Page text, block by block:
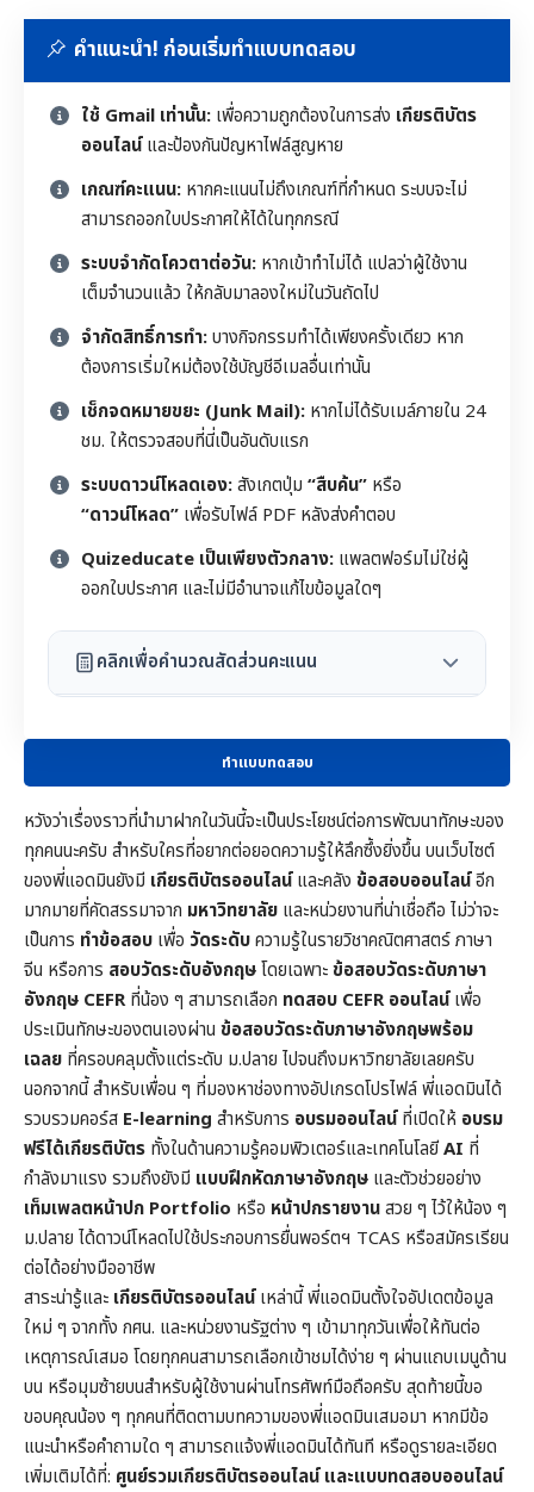
คำแนะนำ! ก่อนเริ่มทำแบบทดสอบ
ใช้ Gmail เท่านั้น: เพื่อความถูกต้องในการส่ง เกียรติบัตร
ออนไลน์และป้องกันปัญหาไฟล์สูญหาย
เกณฑ์คะแนน: หากคะแนนไม่ถึงเกณฑ์ที่กำหนด ระบบจะไม่
สามารถออกใบประกาศให้ได้ในทุกกรณี
ระบบจำกัดโควตาต่อวัน: หากเข้าทำไม่ได้ แปลว่าผู้ใช้งาน
เต็มจำนวนแล้ว ให้กลับมาลองใหม่ในวันถัดไป
จำกัดสิทธิ์การทำ:บางกิจกรรมทำได้เพียงครั้งเดียว หาก
ต้องการเริ่มใหม่ต้องใช้บัญชีอีเมลอื่นเท่านั้น
เช็กจดหมายขยะ (Junk Mail): หากไม่ได้รับเมล์ภายใน 24
ชม. ให้ตรวจสอบที่นี่เป็นอันดับแรก
ระบบดาวน์โหลดเอง:สังเกตปุ่ม “สืบค้น” หรือ
“ดาวน์โหลด” เพื่อรับไฟล์ PDF หลังส่งคำตอบ
Quizeducate เป็นเพียงตัวกลาง: แพลตฟอร์มไม่ใช่ผู้
ออกใบประกาศ และไม่มีอำนาจแก้ไขข้อมูลใดๆ
คลิกเพื่อคำนวณสัดส่วนคะแนน
ทำแบบทดสอบ
หวังว่าเรื่องราวที่นำมาฝากในวันนี้จะเป็นประโยชน์ต่อการพัฒนาทักษะของ
ทุกคนนะครับ สำหรับใครที่อยากต่อยอดความรู้ให้ลึกซึ้งยิ่งขึ้น บนเว็บไซต์
ของพี่แอดมินยังมี เกียรติบัตรออนไลน์และคลัง ข้อสอบออนไลน์อีก
มากมายที่คัดสรรมาจาก มหาวิทยาลัย และหน่วยงานที่น่าเชื่อถือ ไม่ว่าจะ
เป็นการ ทำข้อสอบ เพื่อ วัดระดับความรู้ในรายวิชาคณิตศาสตร์ภาษา
จีน หรือการ สอบวัดระดับอังกฤษโดยเฉพาะข้อสอบวัดระดับภาษา
อังกฤษ CEFRที่น้อง ๆ สามารถเลือก ทดสอบ CEFR ออนไลน์เพื่อ
ประเมินทักษะของตนเองผ่าน ข้อสอบวัดระดับภาษาอังกฤษพร้อม
เฉลย ที่ครอบคลุมตั้งแต่ระดับ ม.ปลาย ไปจนถึงมหาวิทยาลัยเลยครับ
นอกจากนี้ สำหรับเพื่อน ๆ ที่มองหาช่องทางอัปเกรดโปรไฟล์ พี่แอดมินได้
รวบรวมคอร์ส E-learning สำหรับการ อบรมออนไลน์ที่เปิดให้ อบรม
ฟรีได้เกียรติบัตร ทั้งในด้านความรู้คอมพิวเตอร์และเทคโนโลยีAI ที่
กำลังมาแรง รวมถึงยังมี แบบฝึกหัดภาษาอังกฤษ และตัวช่วยอย่าง
เท็มเพลตหน้าปก Portfolio หรือ หน้าปกรายงานสวย ๆ ไว้ให้น้อง ๆ
ม.ปลาย ได้ดาวน์โหลดไปใช้ประกอบการยื่นพอร์ตฯ TCAS หรือสมัครเรียน
ต่อได้อย่างมืออาชีพ
สาระน่ารู้และ เกียรติบัตรออนไลน์เหล่านี้ พี่แอดมินตั้งใจอัปเดตข้อมูล
ใหม่ ๆ จากทั้ง กศน. และหน่วยงานรัฐต่าง ๆ เข้ามาทุกวันเพื่อให้ทันต่อ
เหตุการณ์เสมอ โดยทุกคนสามารถเลือกเข้าชมได้ง่าย ๆ ผ่านแถบเมนูด้าน
บน หรือมุมซ้ายบนสำหรับผู้ใช้งานผ่านโทรศัพท์มือถือครับ สุดท้ายนี้ขอ
ขอบคุณน้อง ๆ ทุกคนที่ติดตามบทความของพี่แอดมินเสมอมา หากมีข้อ
แนะนำหรือคำถามใด ๆ สามารถแจ้งพี่แอดมินได้ทันที หรือดูรายละเอียด
เพิ่มเติมได้ที่: ศูนย์รวมเกียรติบัตรออนไลน์ และแบบทดสอบออนไลน์